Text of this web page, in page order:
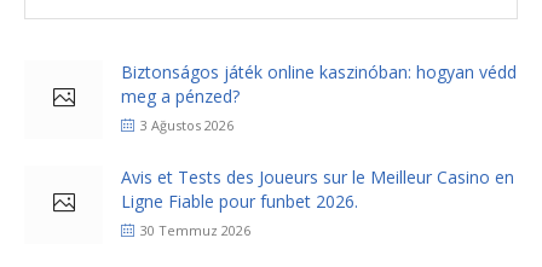
Biztonságos játék online kaszinóban: hogyan védd
meg a pénzed?
3 Ağustos 2026
Avis et Tests des Joueurs sur le Meilleur Casino en
Ligne Fiable pour funbet 2026.
30 Temmuz 2026